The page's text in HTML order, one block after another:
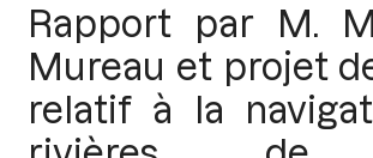
Rapport par M.
Mureau et projet
relatif à la